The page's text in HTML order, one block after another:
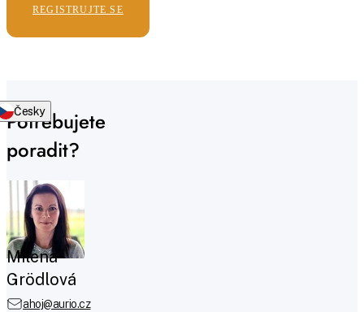
REGISTRUJTE SE
Potřebujete
poradit?
Milena
Grödlová
ahoj@aurio.cz
Česky